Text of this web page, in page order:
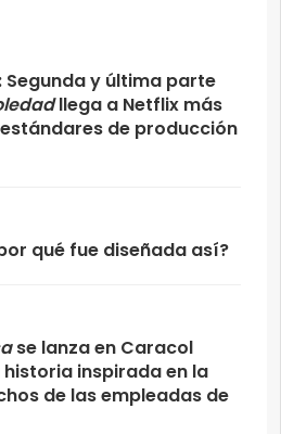
Segunda y última parte
llega a Netflix más
de producción
qué fue diseñada así?
se lanza en Caracol
historia inspirada en la
de las empleadas de